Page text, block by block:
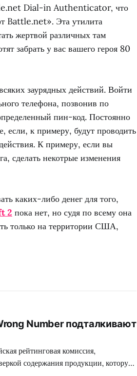
Dial-in Authenticator, что
Battle.net». Эта утилита
жертвой различных там
забрать у вас вашего героя 80
заурядных действий. Войти
телефона, позвонив по
пин-код. Постоянно
если, к примеру, будут проводить
К примеру, если вы
сделать некотрые изменения
каких-либо денег для того,
2 пока нет, но судя по всему она
только на территории США,
Number подталкивают
рейтинговая комиссия,
содержания продукции, которую